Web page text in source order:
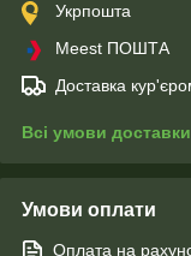
Укрпошта
Meest ПОШТА
Доставка
Всі умови доставки
Умови оплати
Оплата на